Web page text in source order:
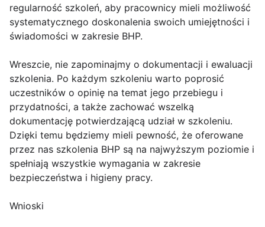
regularność szkoleń, aby pracownicy mieli możliwość
systematycznego doskonalenia swoich umiejętności i
świadomości w zakresie BHP.
Wreszcie, nie zapominajmy o dokumentacji i ewaluacji
szkolenia. Po każdym szkoleniu warto poprosić
uczestników o opinię na temat jego przebiegu i
przydatności, a także zachować wszelką
dokumentację potwierdzającą udział w szkoleniu.
Dzięki temu będziemy mieli pewność, że oferowane
przez nas szkolenia BHP są na najwyższym poziomie i
spełniają wszystkie wymagania w zakresie
bezpieczeństwa i higieny pracy.
Wnioski